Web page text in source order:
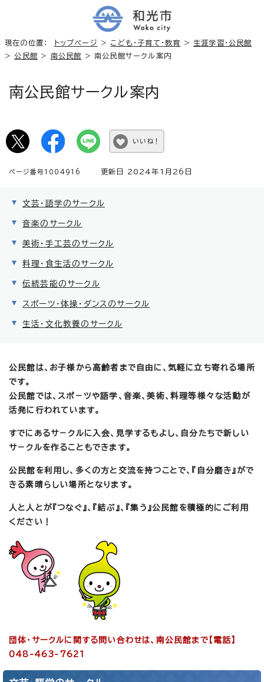
現在の位置： トップページ > こども・子育て・教育 > 生涯学習・公民館
>公民館 > 南公民館 > 南公民館サークル案内
南公民館サークル案内
いいね！
ページ番号1004916 更新日 2024年1月26日
文芸・語学のサークル
音楽のサークル
美術・手工芸のサークル
料理・食生活のサークル
伝統芸能のサークル
スポーツ・体操・ダンスのサークル
生活・文化教養のサークル
公民館は、お子様から高齢者まで自由に、気軽に立ち寄れる場所
です。
公民館では、スポ－ツや語学、音楽、美術、料理等様々な活動が
活発に行われています。
すでにあるサ－クルに入会、見学するもよし、自分たちで新しい
サ－クルを作ることもできます。
公民館を利用し、多くの方と交流を持つことで、『自分磨き』がで
きる素晴らしい場所となります。
人と人とが『つなぐ』、『結ぶ』、『集う』公民館を積極的にご利用
ください！
団体・サークルに関する問い合わせは、南公民館まで【電話】
048-463-7621